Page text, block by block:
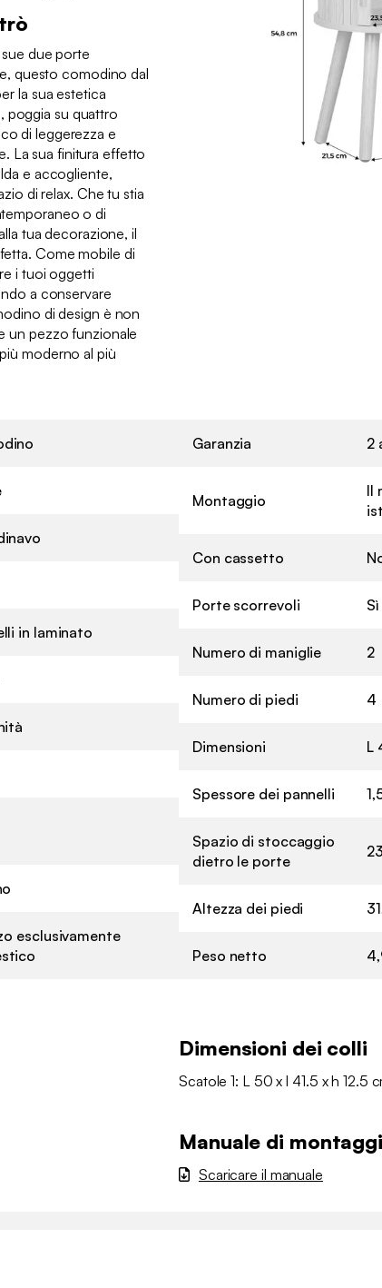
due porte
questo comodino dal
la sua estetica
poggia su quattro
di leggerezza e
La sua finitura effetto
e accogliente,
di relax. Che tu stia
o di
tua decorazione, il
Come mobile di
i tuoi oggetti
a conservare
di design è non
un pezzo funzionale
moderno al più
in laminato
esclusivamente
Garanzia 2
Montaggio
Il
Con cassetto
Porte scorrevoli Sì
Numero di maniglie 2
Numero di piedi 4
Dimensioni L
Spessore dei pannelli
Spazio di stoccaggio
dietro le porte
Altezza dei piedi
Peso netto
Dimensioni dei colli
Scatole 1: L 50 x l 41.5 x h 12.5
Manuale di
Scaricare il manuale